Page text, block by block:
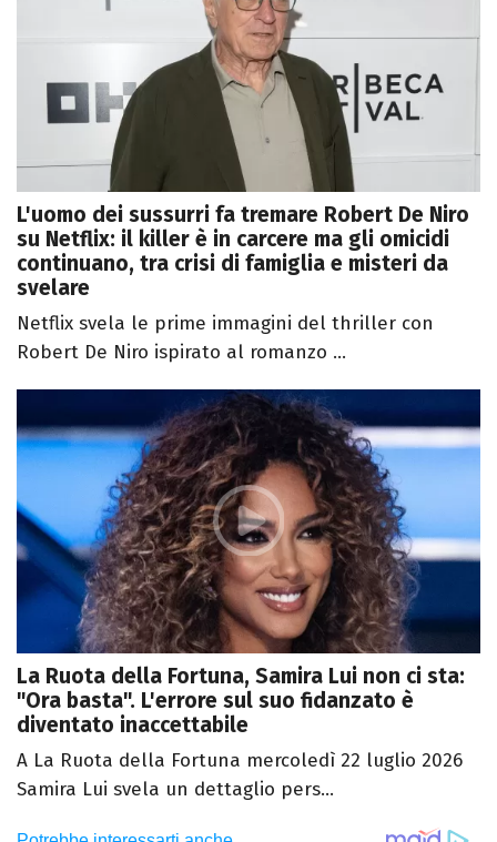
L'uomo dei sussurri fa tremare Robert De Niro
su Netflix: il killer è in carcere ma gli omicidi
continuano, tra crisi di famiglia e misteri da
svelare
Netflix svela le prime immagini del thriller con
Robert De Niro ispirato al romanzo ...
La Ruota della Fortuna, Samira Lui non ci sta:
"Ora basta". L'errore sul suo fidanzato è
diventato inaccettabile
A La Ruota della Fortuna mercoledì 22 luglio 2026
Samira Lui svela un dettaglio pers...